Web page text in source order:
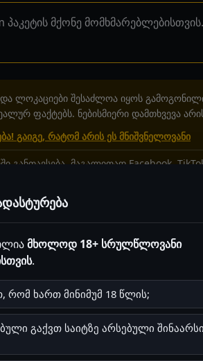
მქონე
და ლოკაციები შესაძლოა იყოს
ფაქტებს. ნებისმიერი დამთხვევა
გაიგე, რატომ არის ეს მნიშვნელოვანი
განთავსება, მაგალითად Facebook,
ისტორიები
ტაბუ
დამატებული.
მხოლოდ 18+ სრულწლოვანი
.
რომ ხართ მინიმუმ 18 წლის;
გაქვთ საიტზე არსებული